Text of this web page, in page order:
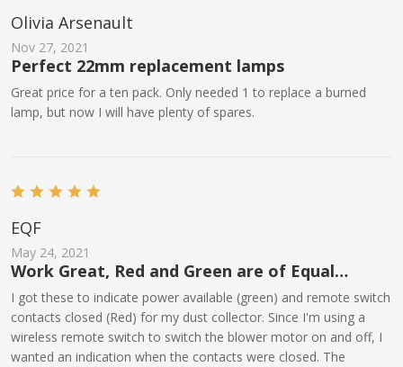
Olivia Arsenault
Nov 27, 2021
Perfect 22mm replacement lamps
Great price for a ten pack. Only needed 1 to replace a burned
lamp, but now I will have plenty of spares.
EQF
May 24, 2021
Work Great, Red and Green are of Equal
Brightness
I got these to indicate power available (green) and remote switch
contacts closed (Red) for my dust collector. Since I'm using a
wireless remote switch to switch the blower motor on and off, I
wanted an indication when the contacts were closed. The